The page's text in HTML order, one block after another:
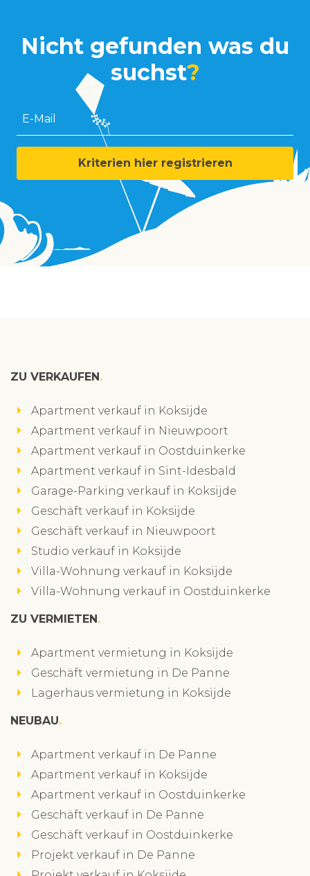
Nicht gefunden was du
suchst?
E-Mail
Kriterien hier registrieren
ZU VERKAUFEN
Apartment verkauf in Koksijde
Apartment verkauf in Nieuwpoort
Apartment verkauf in Oostduinkerke
Apartment verkauf in Sint-Idesbald
Garage-Parking verkauf in Koksijde
Geschäft verkauf in Koksijde
Geschäft verkauf in Nieuwpoort
Studio verkauf in Koksijde
Villa-Wohnung verkauf in Koksijde
Villa-Wohnung verkauf in Oostduinkerke
ZU VERMIETEN
Apartment vermietung in Koksijde
Geschäft vermietung in De Panne
Lagerhaus vermietung in Koksijde
NEUBAU
Apartment verkauf in De Panne
Apartment verkauf in Koksijde
Apartment verkauf in Oostduinkerke
Geschäft verkauf in De Panne
Geschäft verkauf in Oostduinkerke
Projekt verkauf in De Panne